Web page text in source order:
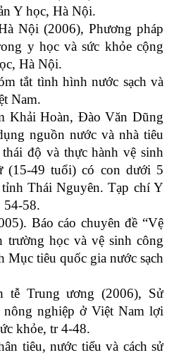
Y học, Hà Nội.
Nội (2006), Phương pháp
y học và sức khỏe cộng
Hà Nội.
tắt tình hình nước sạch và
Nam.
Khải Hoàn, Đào Văn Dũng
nguồn nước và nhà tiêu
độ và thực hành vệ sinh
(15-49 tuổi) có con dưới 5
Thái Nguyên. Tạp chí Y
54-58.
Báo cáo chuyên đề “Vệ
trường học và vệ sinh công
tiêu quốc gia nước sạch
tễ Trung ương (2006), Sử
nghiệp ở Việt Nam lợi
khỏe, tr 4-48.
tiêu, nước tiểu và cách sử